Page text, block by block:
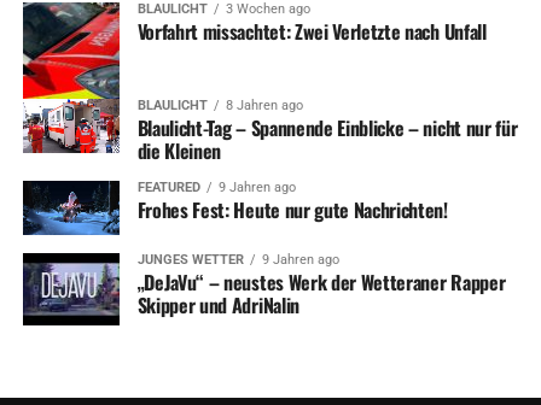
BLAULICHT 3 Wochen ago
Vorfahrt missachtet: Zwei Verletzte nach Unfall
BLAULICHT 8 Jahren ago
Blaulicht-Tag – Spannende Einblicke – nicht nur für
die Kleinen
FEATURED 9 Jahren ago
Frohes Fest: Heute nur gute Nachrichten!
JUNGES WETTER 9 Jahren ago
„DeJaVu“ – neustes Werk der Wetteraner Rapper
Skipper und AdriNalin